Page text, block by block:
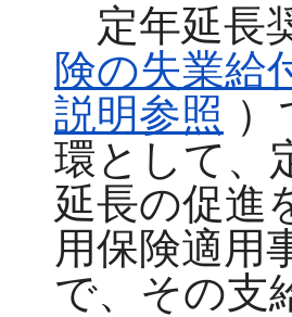
定年延長
険の失業給
説明参照
環として、
延長の促進
用保険適用
で、その支